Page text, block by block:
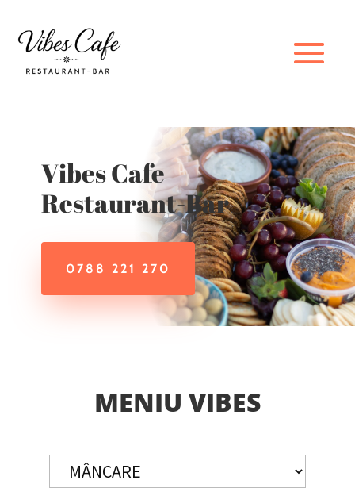
Vibes Cafe
Restaurant-Bar
0788 221 270
MENIU VIBES